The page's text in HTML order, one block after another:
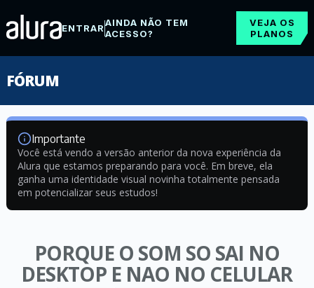
ENTRARAINDA NÃO TEM
ACESSO?
VEJA OS
PLANOS
FÓRUM
Importante
Você está vendo a versão anterior da nova experiência da
Alura que estamos preparando para você. Em breve, ela
ganha uma identidade visual novinha totalmente pensada
em potencializar seus estudos!
PORQUE O SOM SO SAI NO
DESKTOP E NAO NO CELULAR